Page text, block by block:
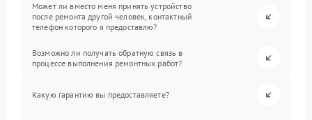
Может ли вместо меня принять устройство
после ремонта другой человек, контактный
телефон которого я предоставлю?
Возможно ли получать обратную связь в
процессе выполнения ремонтных работ?
Какую гарантию вы предоставляете?